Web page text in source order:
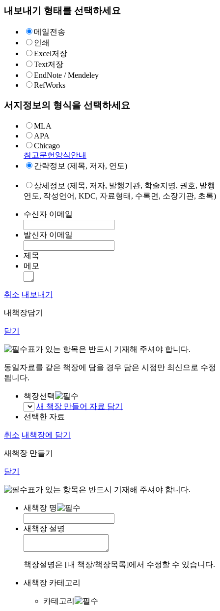
내보내기 형태를 선택하세요
메일전송
인쇄
Excel저장
Text저장
EndNote / Mendeley
RefWorks
서지정보의 형식을 선택하세요
MLA
APA
Chicago
참고문헌양식안내
간략정보 (제목, 저자, 연도)
상세정보 (제목, 저자, 발행기관, 학술지명, 권호, 발행
연도, 작성언어, KDC, 자료형태, 수록면, 소장기관, 초록)
수신자 이메일
발신자 이메일
제목
메모
취소 내보내기
내책장담기
닫기
표가 있는 항목은 반드시 기재해 주셔야 합니다.
동일자료를 같은 책장에 담을 경우 담은 시점만 최신으로 수정
됩니다.
책장선택
새 책장 만들어 자료 담기
선택한 자료
취소 내책장에 담기
새책장 만들기
닫기
표가 있는 항목은 반드시 기재해 주셔야 합니다.
새책장 명
새책장 설명
책장설명은 [내 책장/책장목록]에서 수정할 수 있습니다.
새책장 카테고리
카테고리